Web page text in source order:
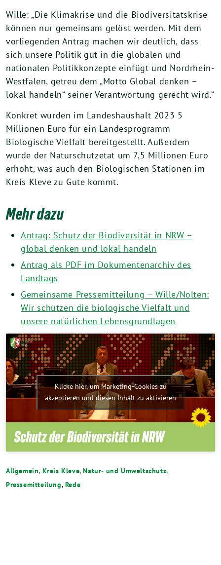
Wille: „Die Klimakrise und die Biodiversitätskrise
können nur gemeinsam gelöst werden. Mit dem
vorliegenden Antrag machen wir deutlich, dass
sich unsere Politik gut in die globalen und
nationalen Politikkonzepte einfügt und Nordrhein-
Westfalen, getreu dem „Motto Global denken –
lokal handeln“ seiner Verantwortung gerecht wird.“
Konkret wurden im Landeshaushalt 2023 5
Millionen Euro für ein Landesprogramm
Biologische Vielfalt bereitgestellt. Außerdem
wurde der Naturschutzetat um 7,5 Millionen Euro
erhöht, was auch den Biologischen Stationen im
Kreis Kleve zu Gute kommt.
Mehr dazu
Antrag: Schutz der Biodiversität in NRW –
global denken und lokal handeln
Antrag als PDF im Dokumentenarchiv des
Landtags
Gemeinsame Pressemitteilung – Wille/Nolten:
Wir schützen die biologische Vielfalt und
unsere natürlichen Lebensgrundlagen
Klicke hier, um Marketing-Cookies zu
akzeptieren und diesen Inhalt zu aktivieren
Allgemein, Kreis Kleve,Natur- und Umweltschutz,
Pressemitteilung, Rede